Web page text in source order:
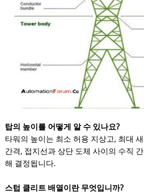
탑의 높이를 어떻게 알 수 있나요?
타워의 높이는 최소 허용 지상고, 최대
간격, 접지선과 상단 도체 사이의 수직
해 결정됩니다.
스텁 클리트 배열이란 무엇입니까?